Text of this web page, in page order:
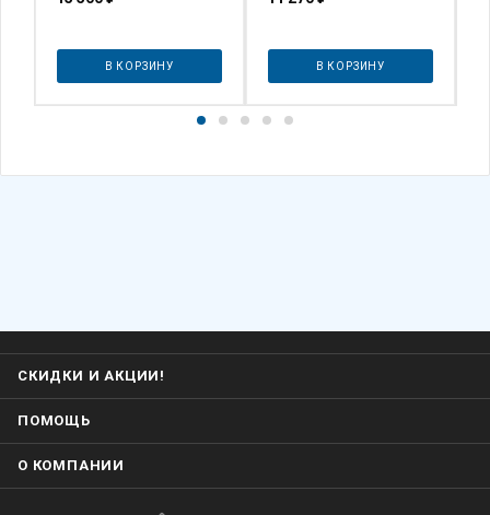
В КОРЗИНУ В КОРЗИНУ
СКИДКИ И АКЦИИ!
ПОМОЩЬ
О КОМПАНИИ